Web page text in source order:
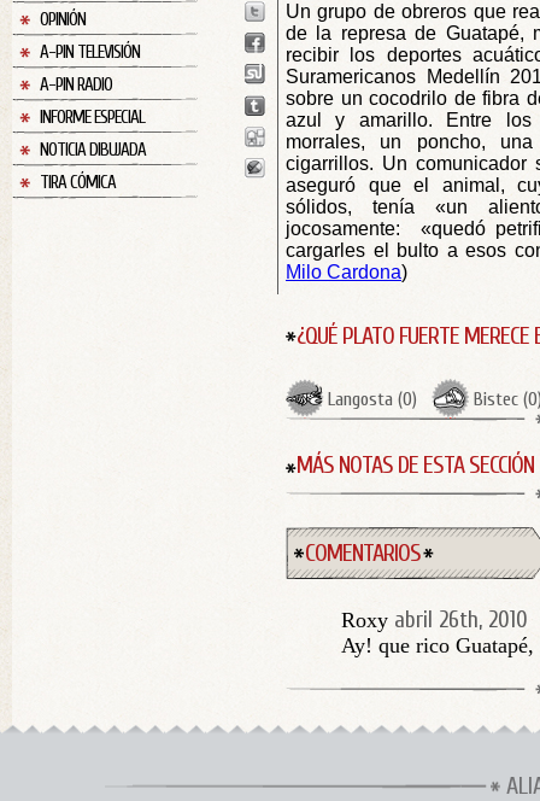
OPINIÓN
A-PIN TELEVISIÓN
A-PIN RADIO
INFORME ESPECIAL
NOTICIA DIBUJADA
TIRA CÓMICA
Un grupo de obreros que
de la represa de Guatapé,
recibir los deportes
Suramericanos Medellín
sobre un cocodrilo de fibra
azul y amarillo. Entre los
morrales, un poncho,
cigarrillos. Un
aseguró que el animal,
sólidos, tenía «un
jocosamente: «quedó
cargarles el bulto a esos
Milo Cardona)
¿QUÉ PLATO FUERTE MERECE
Langosta (0) Bistec (0
MÁS NOTAS DE ESTA SECCIÓN
COMENTARIOS
Roxy abril 26th, 2010
Ay! que rico